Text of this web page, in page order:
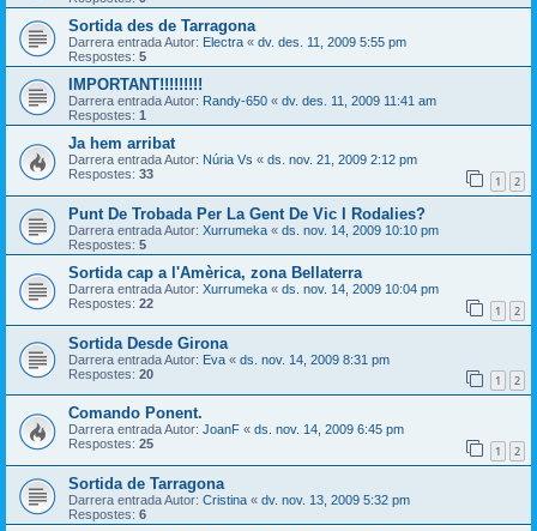
Sortida des de Tarragona
Darrera entrada Autor: Electra « dv. des. 11, 2009 5:55 pm
Respostes: 5
IMPORTANT!!!!!!!!!
Darrera entrada Autor: Randy-650 « dv. des. 11, 2009 11:41 am
Respostes: 1
Ja hem arribat
Darrera entrada Autor: Núria Vs « ds. nov. 21, 2009 2:12 pm
Respostes: 33 1 2
Punt De Trobada Per La Gent De Vic I Rodalies?
Darrera entrada Autor: Xurrumeka « ds. nov. 14, 2009 10:10 pm
Respostes: 5
Sortida cap a l'Amèrica, zona Bellaterra
Darrera entrada Autor: Xurrumeka « ds. nov. 14, 2009 10:04 pm
Respostes: 22 1 2
Sortida Desde Girona
Darrera entrada Autor: Eva « ds. nov. 14, 2009 8:31 pm
Respostes: 20 1 2
Comando Ponent.
Darrera entrada Autor: JoanF « ds. nov. 14, 2009 6:45 pm
Respostes: 25 1 2
Sortida de Tarragona
Darrera entrada Autor: Cristina « dv. nov. 13, 2009 5:32 pm
Respostes: 6